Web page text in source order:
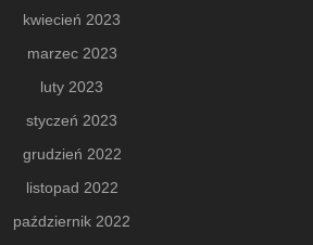
kwiecień 2023
marzec 2023
luty 2023
styczeń 2023
grudzień 2022
listopad 2022
październik 2022